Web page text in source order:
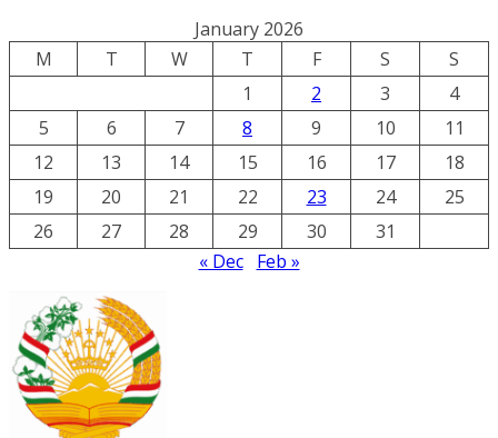
January 2026
M
T W T F S
S
1
2 3
4
5
6 7 8 9 10
11
12
13 14 15 16 17
18
19
20 21 22 23 24
25
26
27 28 29 30
31
« Dec
Feb »